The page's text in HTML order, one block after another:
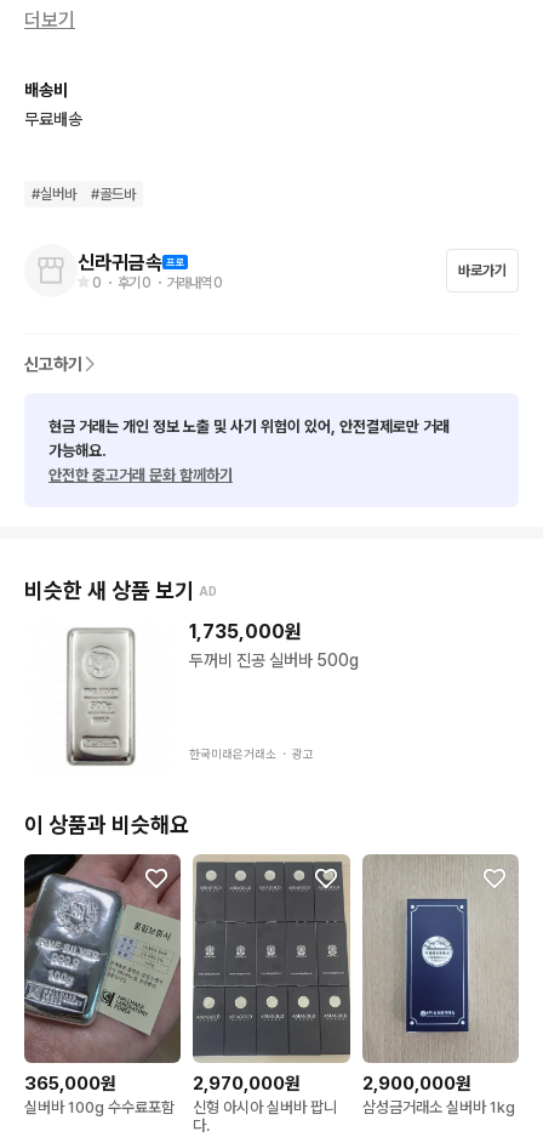
500G 개당 2,150,000원
일산 - 금마크 검인금, GBK 가능
현금영수증 별도 문의
더보기
배송비
무료배송
#실버바 #골드바
신라귀금속
0 ・ 후기 0 ・ 거래내역 0
바로가기
신고하기
현금 거래는 개인 정보 노출 및 사기 위험이 있어, 안전결제로만 거래
가능해요.
안전한 중고거래 문화 함께하기
비슷한 새 상품 보기 AD
1,735,000원
두꺼비 진공 실버바 500g
한국미래은거래소 ・ 광고
이 상품과 비슷해요
365,000원
실버바 100g 수수료포함
2,970,000원
신형 아시아 실버바 팝니
다.
2,900,000원
삼성금거래소 실버바 1kg